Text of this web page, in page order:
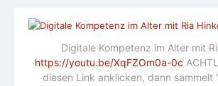
Digitale Kompetenz im Alter mit
https://youtu.be/XqFZOm0a-0c
diesen Link anklicken, dann sammelt